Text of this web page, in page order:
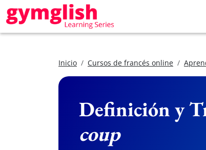
Inicio Cursos de francés online
Definición y
coup